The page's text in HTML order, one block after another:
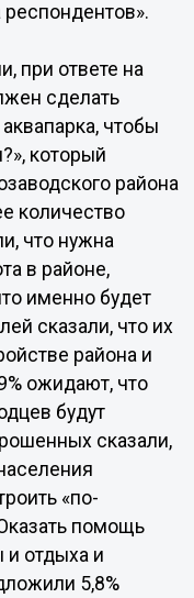
респондентов».
при ответе на
сделать
чтобы
который
района
количество
что нужна
в районе,
именно будет
сказали, что их
района и
ожидают, что
будут
сказали,
«по-
помощь
и отдыха и
5,8%